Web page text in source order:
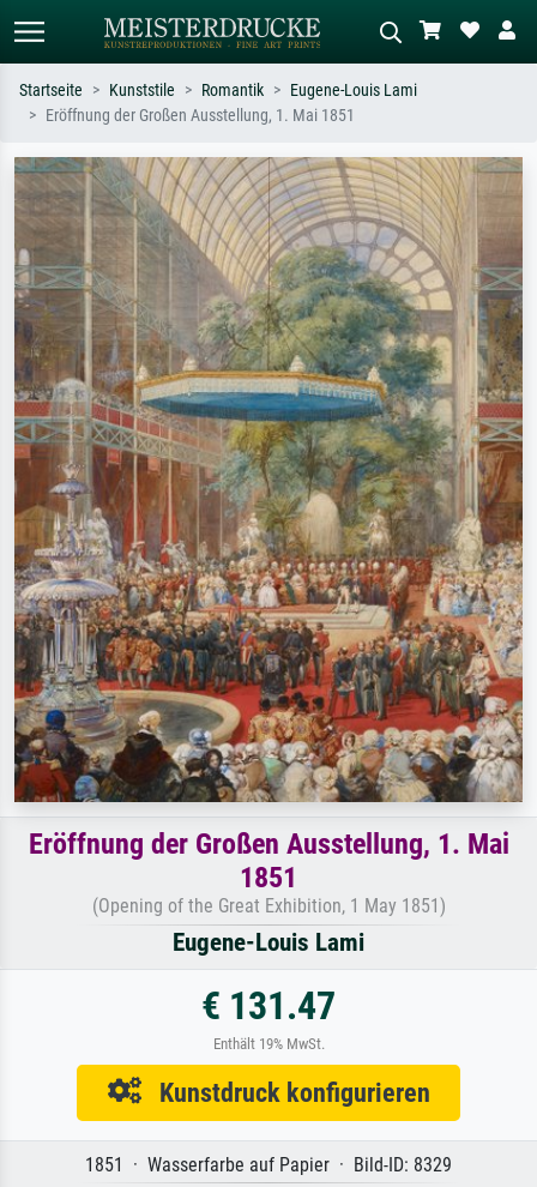
Suchen Sie nach Künstlern, Werktiteln
oder Stilen – z.B. Monet,
Sternennacht, Impressionismus, Welle
Hokusai, Akt.
Beschreiben Sie die Szene – z.B. Grüne
Wiese, Abstrakt mit viel Rot, Dunkles
Ölgemälde, Stehender Akt neben einem
Baum.
Startseite Kunststile Romantik
Eugene-Louis Lami
Eröffnung der Großen Ausstellung, 1. Mai 1851
Eröffnung der Großen Ausstellung, 1. Mai
1851
(Opening of the Great Exhibition, 1 May 1851)
Eugene-Louis Lami
€ 131.47
Enthält 19% MwSt.
Kunstdruck konfigurieren
1851 · Wasserfarbe auf Papier · Bild-ID: 8329